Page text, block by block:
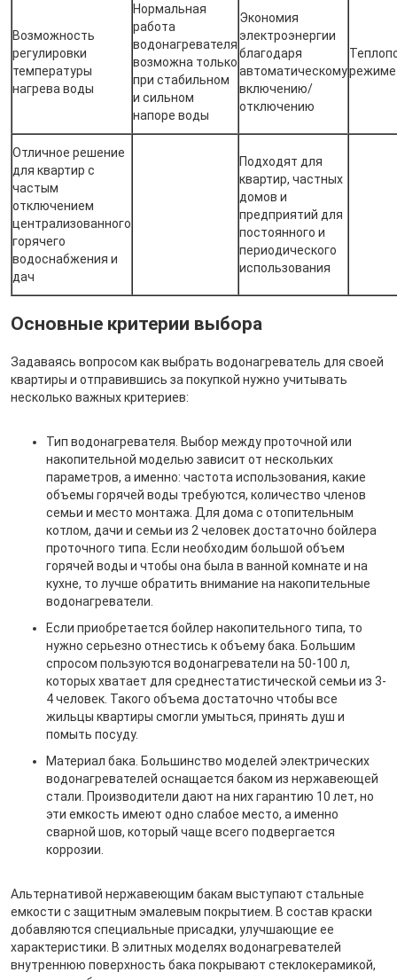
Возможность
регулировки
температуры
нагрева воды
Нормальная
работа
водонагревателя
возможна только
при стабильном
и сильном
напоре воды
Экономия
электроэнергии
благодаря
автоматическому
включению/
отключению
Отличное решение
для квартир с
частым
отключением
централизованного
горячего
водоснабжения и
дач
Подходят для
квартир, частных
домов и
предприятий для
постоянного и
периодического
использования
Основные критерии выбора
Задаваясь вопросом как выбрать водонагреватель для своей
квартиры и отправившись за покупкой нужно учитывать
несколько важных критериев:
Тип водонагревателя. Выбор между проточной или
накопительной моделью зависит от нескольких
параметров, а именно: частота использования, какие
объемы горячей воды требуются, количество членов
семьи и место монтажа. Для дома с отопительным
котлом, дачи и семьи из 2 человек достаточно бойлера
проточного типа. Если необходим большой объем
горячей воды и чтобы она была в ванной комнате и на
кухне, то лучше обратить внимание на накопительные
водонагреватели.
Если приобретается бойлер накопительного типа, то
нужно серьезно отнестись к объему бака. Большим
спросом пользуются водонагреватели на 50-100 л,
которых хватает для среднестатистической семьи из 3-
4 человек. Такого объема достаточно чтобы все
жильцы квартиры смогли умыться, принять душ и
помыть посуду.
Материал бака. Большинство моделей электрических
водонагревателей оснащается баком из нержавеющей
стали. Производители дают на них гарантию 10 лет, но
эти емкость имеют одно слабое место, а именно
сварной шов, который чаще всего подвергается
коррозии.
Альтернативой нержавеющим бакам выступают стальные
емкости с защитным эмалевым покрытием. В состав краски
добавляются специальные присадки, улучшающие ее
характеристики. В элитных моделях водонагревателей
внутреннюю поверхность бака покрывают стеклокерамикой,